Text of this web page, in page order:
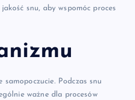
snu, aby wspomóc proces
Podczas snu
ważne dla procesów